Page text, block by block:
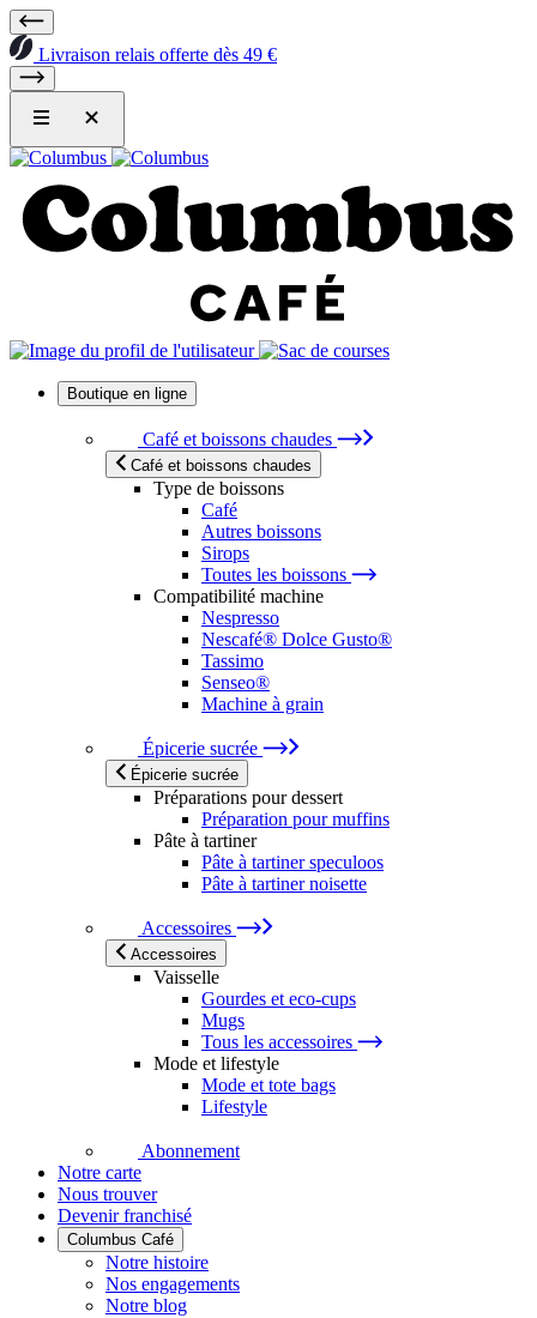
Livraison relais offerte dès 49 €
Boutique en ligne
Café et boissons chaudes
Café et boissons chaudes
Type de boissons
Café
Autres boissons
Sirops
Toutes les boissons
Compatibilité machine
Nespresso
Nescafé® Dolce Gusto®
Tassimo
Senseo®
Machine à grain
Épicerie sucrée
Épicerie sucrée
Préparations pour dessert
Préparation pour muffins
Pâte à tartiner
Pâte à tartiner speculoos
Pâte à tartiner noisette
Accessoires
Accessoires
Vaisselle
Gourdes et eco-cups
Mugs
Tous les accessoires
Mode et lifestyle
Mode et tote bags
Lifestyle
Abonnement
Notre carte
Nous trouver
Devenir franchisé
Columbus Café
Notre histoire
Nos engagements
Notre blog